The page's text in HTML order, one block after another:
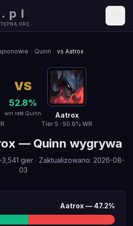
. pl
GRĘ
Quinn vs Aatrox
VS
52.8%
win rate Quinn Aatrox
Tier S · 50.6% WR
— Quinn wygrywa
3,541 gier · Zaktualizowano: 2026-08-
03
Aatrox — 47.2%